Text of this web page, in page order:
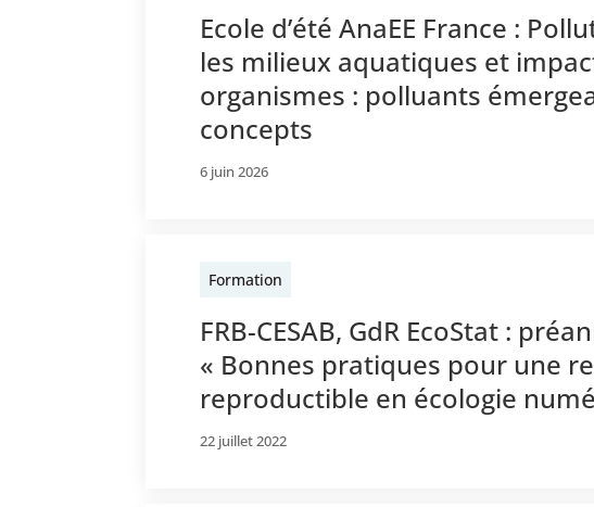
Ecole d’été AnaEE France :
les milieux aquatiques et
organismes : polluants
concepts
6 juin 2026
Formation
FRB-CESAB, GdR EcoStat :
« Bonnes pratiques pour une
reproductible en écologie
22 juillet 2022